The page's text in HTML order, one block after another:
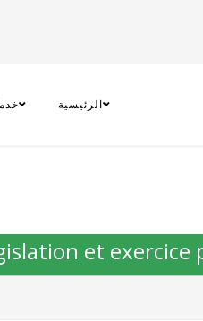
الرئيسية
et exercice